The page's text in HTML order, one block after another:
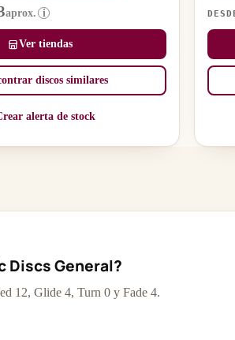
aprox. i
Ver tiendas
discos similares
alerta de stock
Discs General?
12, Glide 4, Turn 0 y Fade 4.